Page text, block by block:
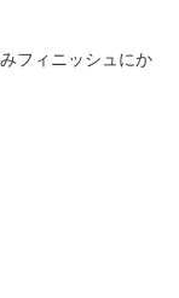
フィニッシュにか